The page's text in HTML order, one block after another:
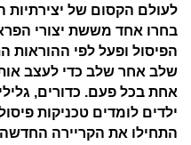
לעולם הקסום של יצירתיות
בחרו אחד מששת יצורי
הפיסול ופעל לפי ההוראות
שלב אחר שלב כדי לעצב
אחת בכל פעם. כדורים,
ילדים לומדים טכניקות
התחילו את הקריירה